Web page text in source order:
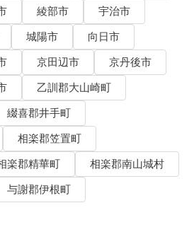
綾部市
宇治市
城陽市
向日市
京田辺市
京丹後市
乙訓郡大山崎町
綴喜郡井手町
相楽郡笠置町
楽郡精華町
相楽郡南山城村
与謝郡伊根町